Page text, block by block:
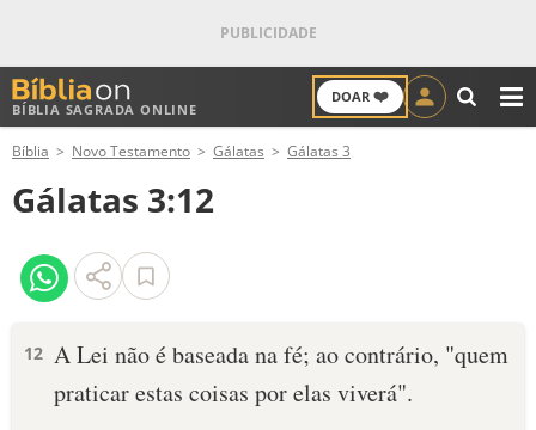
BÍBLIA SAGRADA ONLINE
DOAR ❤️
ANTIGO TESTAMENTO
NOVO TESTAMENTO
VERSÍCULOS
PALAVRA DO DIA
Bíblia Novo Testamento Gálatas Gálatas 3
Gálatas 3:12
12 A Lei não é baseada na fé; ao contrário, "quem
praticar estas coisas por elas viverá".